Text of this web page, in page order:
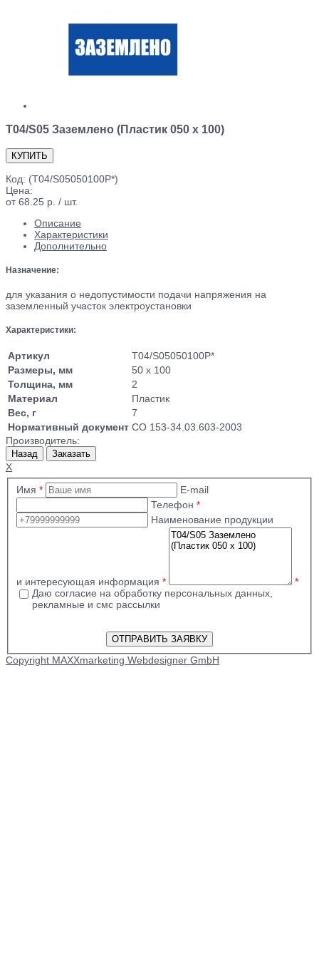
T04/S05 Заземлено (Пластик 050 х 100)
Код: (T04/S05050100P*)
Цена:
от 68.25 р. / шт.
Описание
Характеристики
Дополнительно
Назначение:
для указания о недопустимости подачи напряжения на
заземленный участок электроустановки
Характеристики:
Артикул
T04/S05050100P*
Размеры, мм
50 x 100
Толщина, мм
2
Материал
Пластик
Вес, г
7
Нормативный документ СО 153-34.03.603-2003
Производитель:
X
Имя *
E-mail
Телефон *
Наименование продукции
и интересующая информация *
*
Даю согласие на обработку персональных данных,
рекламные и смс рассылки
Copyright MAXXmarketing Webdesigner GmbH